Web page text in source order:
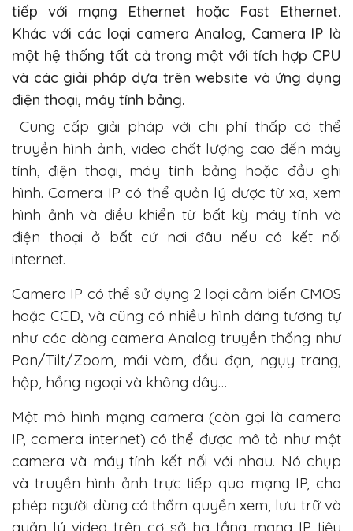
tiếp với mạng Ethernet hoặc Fast Ethernet.
Khác với các loại camera Analog, Camera IP là
một hệ thống tất cả trong một với tích hợp CPU
và các giải pháp dựa trên website và ứng dụng
điện thoại, máy tính bảng.
Cung cấp giải pháp với chi phí thấp có thể
truyền hình ảnh, video chất lượng cao đến máy
tính, điện thoại, máy tính bảng hoặc đầu ghi
hình. Camera IP có thể quản lý được từ xa, xem
hình ảnh và điều khiển từ bất kỳ máy tính và
điện thoại ở bất cứ nơi đâu nếu có kết nối
internet.
Camera IP có thể sử dụng 2 loại cảm biến CMOS
hoặc CCD, và cũng có nhiều hình dáng tương tự
như các dòng camera Analog truyền thống như
Pan/Tilt/Zoom, mái vòm, đầu đạn, ngụy trang,
hộp, hồng ngoại và không dây…
Một mô hình mạng camera (còn gọi là camera
IP, camera internet) có thể được mô tả như một
camera và máy tính kết nối với nhau. Nó chụp
và truyền hình ảnh trực tiếp qua mạng IP, cho
phép người dùng có thẩm quyền xem, lưu trữ và
quản lý video trên cơ sở hạ tầng mạng IP tiêu